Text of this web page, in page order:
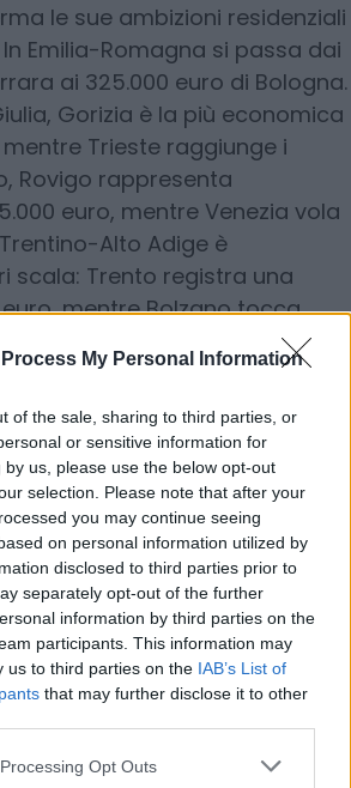
Process My Personal Information
of the sale, sharing to third parties, or
or sensitive information for
us, please use the below opt-out
selection. Please note that after your
you may continue seeing
on personal information utilized by
disclosed to third parties prior to
separately opt-out of the further
information by third parties on the
participants. This information may
us to third parties on the IAB’s List of
that may further disclose it to other
Opt Outs
le sue ambizioni residenziali
Emilia-Romagna si passa dai
ai 325.000 euro di Bologna.
Gorizia è la più economica
mentre Trieste raggiunge i
Rovigo rappresenta
euro, mentre Venezia vola
Alto Adige è
scala: Trento registra una
mentre Bolzano tocca
il record nazionale.
varia dai 138.000 euro di
di Imperia. In Lombardia,
con 135.000 euro, ma
classifica con un trilocale che
539.000 euro, il dato più alto
. In Piemonte, Biella propone i
Paese con 86.000 euro,
la più cara, a 240.000 euro. La
su una fascia intermedia
per un trilocale ad Aosta.